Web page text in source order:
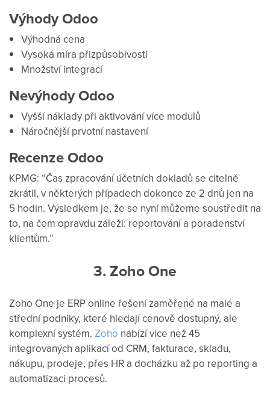
Výhody Odoo
Výhodná cena
Vysoká míra přizpůsobivosti
Množství integrací
Nevýhody Odoo
Vyšší náklady při aktivování více modulů
Náročnější prvotní nastavení
Recenze Odoo
KPMG: “Čas zpracování účetních dokladů se citelně
zkrátil, v některých případech dokonce ze 2 dnů jen na
5 hodin. Výsledkem je, že se nyní můžeme soustředit na
to, na čem opravdu záleží: reportování a poradenství
klientům.”
3. Zoho One
Zoho One je ERP online řešení zaměřené na malé a
střední podniky, které hledají cenově dostupný, ale
komplexní systém. Zoho nabízí více než 45
integrovaných aplikací od CRM, fakturace, skladu,
nákupu, prodeje, přes HR a docházku až po reporting a
automatizaci procesů.